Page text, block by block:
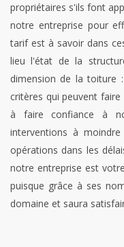
propriétaires s'ils font
notre entreprise pour
tarif est à savoir dans
lieu l'état de la
dimension de la toiture
critères qui peuvent
à faire confiance à
interventions à
opérations dans les
notre entreprise est
puisque grâce à ses
domaine et saura